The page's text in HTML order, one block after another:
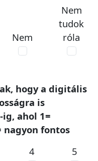
Nem
Nem
tudok
róla
hogy a digitális
is
ahol 1=
nagyon fontos
4 5